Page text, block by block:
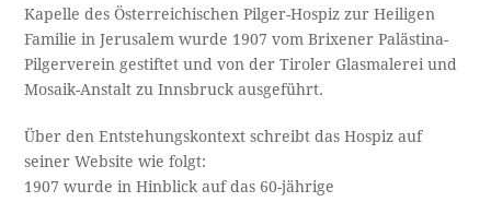
Kapelle des Österreichischen Pilger-Hospiz zur Heiligen
Familie in Jerusalem wurde 1907 vom Brixener Palästina-
Pilgerverein gestiftet und von der Tiroler Glasmalerei und
Mosaik-Anstalt zu Innsbruck ausgeführt.
Über den Entstehungskontext schreibt das Hospiz auf
seiner Website wie folgt:
1907 wurde in Hinblick auf das 60-jährige